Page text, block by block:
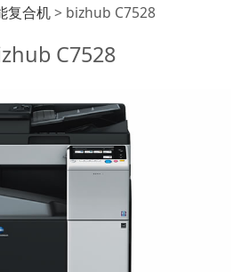
复合机> bizhub C7528
C7528